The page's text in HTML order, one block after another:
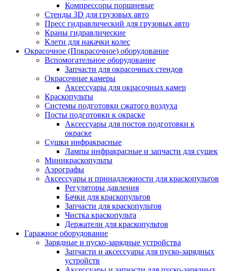
Компрессоры поршневые
Стенды 3D для грузовых авто
Пресс гидравлический для грузовых авто
Краны гидравлические
Клети для накачки колес
Окрасочное (Покрасочное) оборудование
Вспомогательное оборудование
Запчасти для окрасочных стендов
Окрасочные камеры
Аксессуары для окрасочных камер
Краскопульты
Системы подготовки сжатого воздуха
Посты подготовки к окраске
Аксессуары для постов подготовки к
окраске
Сушки инфракрасные
Лампы инфракрасные и запчасти для сушек
Миникраскопульты
Аэрографы
Аксессуары и принадлежности для краскопультов
Регуляторы давления
Бачки для краскопультов
Запчасти для краскопультов
Чистка краскопульта
Держатели для краскопультов
Гаражное оборудование
Зарядные и пуско-зарядные устройства
Запчасти и аксессуары для пуско-зарядных
устройств